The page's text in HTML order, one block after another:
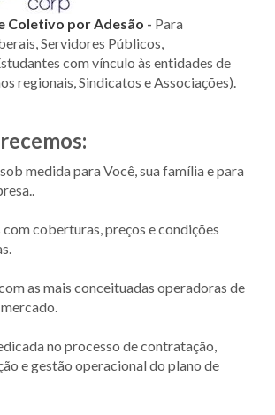
Coletivo por Adesão - Para
Servidores Públicos,
com vínculo às entidades de
regionais, Sindicatos e Associações).
medida para Você, sua família e para
coberturas, preços e condições
as mais conceituadas operadoras de
no processo de contratação,
e gestão operacional do plano de